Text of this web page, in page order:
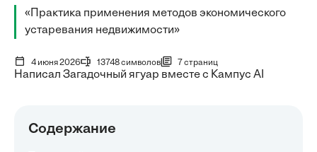
«Практика применения методов экономического
устаревания недвижимости»
4 июня 2026 13748 символов 7 страниц
Написал Загадочный ягуар вместе с Кампус AI
Содержание